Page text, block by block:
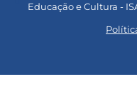
Educação e Cultura -